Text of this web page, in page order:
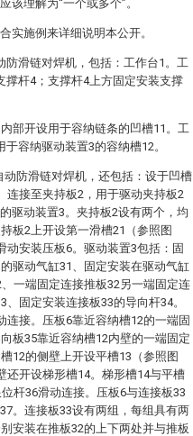
该理解为“一个或多个”。
实施例来详细说明本公开。
防滑链对焊机，包括：工作台1。工
撑杆4；支撑杆4上方固定安装支撑
部开设用于容纳链条的凹槽11。工
容纳驱动装置3的容纳槽12。
动防滑链对焊机，还包括：设于凹槽
连接至夹持板2，用于驱动夹持板2
驱动装置3。夹持板2设有两个，均
板2上开设第一滑槽21（参照图
动安装压板6。驱动装置3包括：固
驱动气缸31、固定安装在驱动气缸
一端固定连接推板32另一端固定连
、固定安装连接板33的导向杆34。
连接。压板6靠近容纳槽12的一端固
板35靠近容纳槽12内壁的一端固定
12的侧壁上开设平槽13（参照图
还开设梯形槽14。梯形槽14与平槽
杆36滑动连接。压板6与连接板33
。连接板33设有两组，每组具有两
安装在推板32的上下两处并与推板